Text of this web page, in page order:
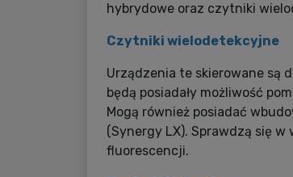
hybrydowe oraz czytniki
Czytniki wielodetekcyjne
Urządzenia te skierowane są
będą posiadały możliwość
Mogą również posiadać
(Synergy LX). Sprawdzą się
fluorescencji.